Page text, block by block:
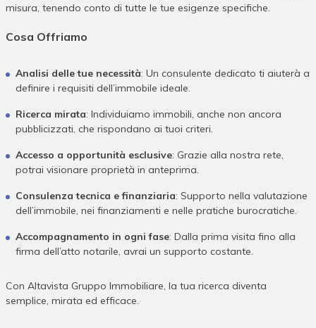
misura, tenendo conto di tutte le tue esigenze specifiche.
Cosa Offriamo
Analisi delle tue necessità: Un consulente dedicato ti aiuterà a
definire i requisiti dell’immobile ideale.
Ricerca mirata: Individuiamo immobili, anche non ancora
pubblicizzati, che rispondano ai tuoi criteri.
Accesso a opportunità esclusive: Grazie alla nostra rete,
potrai visionare proprietà in anteprima.
Consulenza tecnica e finanziaria: Supporto nella valutazione
dell’immobile, nei finanziamenti e nelle pratiche burocratiche.
Accompagnamento in ogni fase: Dalla prima visita fino alla
firma dell’atto notarile, avrai un supporto costante.
Con Altavista Gruppo Immobiliare, la tua ricerca diventa
semplice, mirata ed efficace.